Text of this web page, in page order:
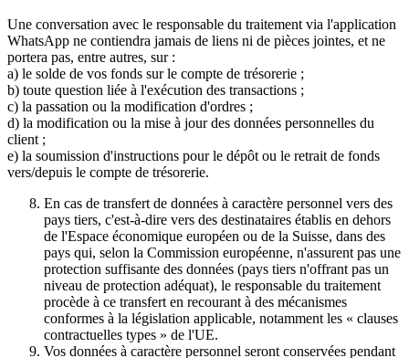
Une conversation avec le responsable du traitement via l'application
WhatsApp ne contiendra jamais de liens ni de pièces jointes, et ne
portera pas, entre autres, sur :
a) le solde de vos fonds sur le compte de trésorerie ;
b) toute question liée à l'exécution des transactions ;
c) la passation ou la modification d'ordres ;
d) la modification ou la mise à jour des données personnelles du
client ;
e) la soumission d'instructions pour le dépôt ou le retrait de fonds
vers/depuis le compte de trésorerie.
En cas de transfert de données à caractère personnel vers des
pays tiers, c'est-à-dire vers des destinataires établis en dehors
de l'Espace économique européen ou de la Suisse, dans des
pays qui, selon la Commission européenne, n'assurent pas une
protection suffisante des données (pays tiers n'offrant pas un
niveau de protection adéquat), le responsable du traitement
procède à ce transfert en recourant à des mécanismes
conformes à la législation applicable, notamment les « clauses
contractuelles types » de l'UE.
Vos données à caractère personnel seront conservées pendant